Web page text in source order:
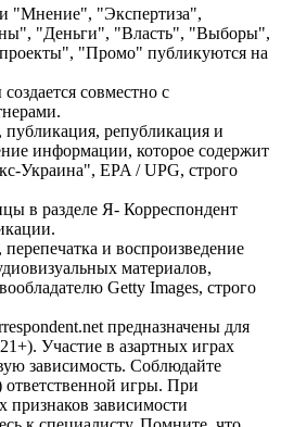
"Мнение", "Экспертиза",
"Деньги", "Власть", "Выборы",
"Промо" публикуются на
совместно с
републикация и
информации, которое содержит
Украина", EPA / UPG, строго
в разделе Я- Корреспондент
и воспроизведение
материалов,
Getty Images, строго
предназначены для
Участие в азартных играх
зависимость. Соблюдайте
игры. При
зависимости